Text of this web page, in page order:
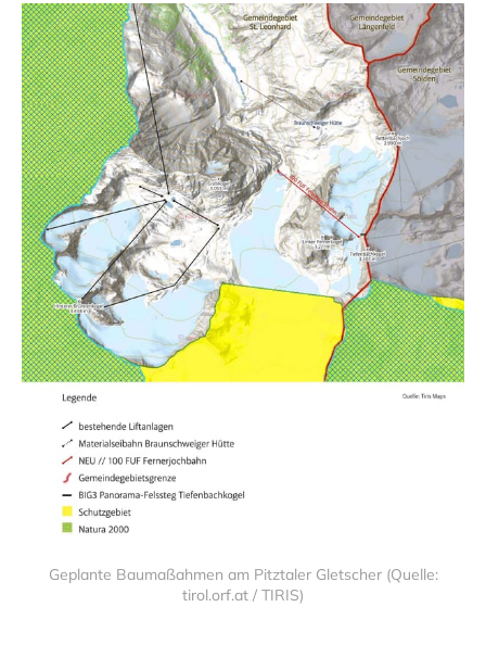
Geplante Baumaßahmen am Pitztaler Gletscher (Quelle:
tirol.orf.at / TIRIS)